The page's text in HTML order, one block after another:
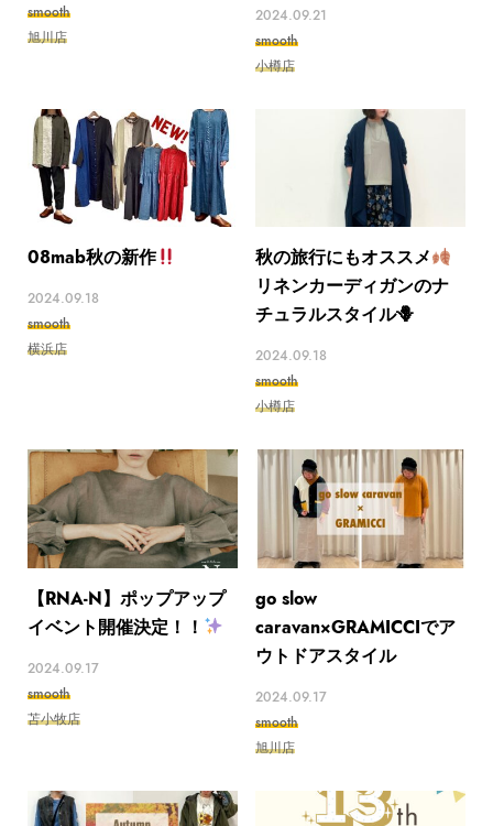
smooth
旭川店
2024.09.21
smooth
小樽店
08mab秋の新作
2024.09.18
smooth
横浜店
秋の旅行にもオススメ
リネンカーディガンのナ
チュラルスタイル🪻
2024.09.18
smooth
小樽店
【RNA-N】ポップアップ
イベント開催決定！！
2024.09.17
smooth
苫小牧店
go slow
caravan×GRAMICCIでア
ウトドアスタイル
2024.09.17
smooth
旭川店